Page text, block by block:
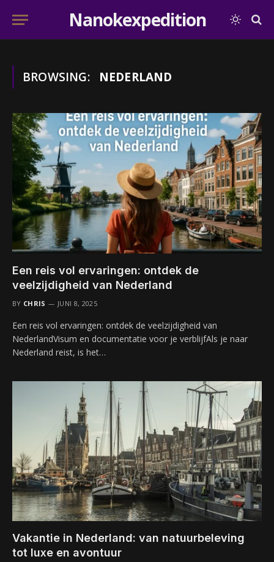
Nanokexpedition
BROWSING: NEDERLAND
Een reis vol ervaringen: ontdek de
veelzijdigheid van Nederland
BY CHRIS JUNI 8, 2025
Een reis vol ervaringen: ontdek de veelzijdigheid van
NederlandVisum en documentatie voor je verblijfAls je naar
Nederland reist, is het…
Vakantie in Nederland: van natuurbeleving
tot luxe en avontuur